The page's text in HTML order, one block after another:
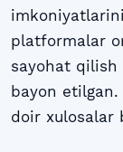
platformalar
sayohat
bayon
doir xulosalar